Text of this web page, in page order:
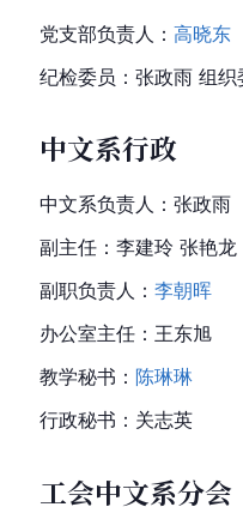
党支部负责人： 高晓东
纪检委员：张政雨 组
中文系行政
中文系负责人：张政雨
副主任：李建玲 张艳龙
副职负责人： 李朝晖
办公室主任：王东旭
教学秘书： 陈琳琳
行政秘书：关志英
工会中文系分会